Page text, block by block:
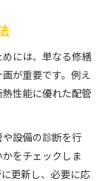
には、単なる修繕
が重要です。例え
性能に優れた配管
設備の診断を行
をチェックしま
更新し、必要に応